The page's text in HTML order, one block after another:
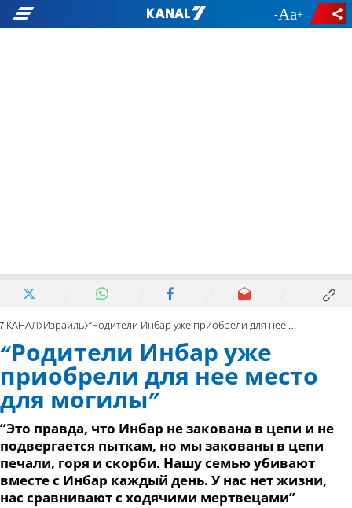
- +
7 КАНАЛ Израиль “Родители Инбар уже приобрели для нее место для могилы”
“Родители Инбар уже
приобрели для нее место
для могилы”
“Это правда, что Инбар не закована в цепи и не
подвергается пыткам, но мы закованы в цепи
печали, горя и скорби. Нашу семью убивают
вместе с Инбар каждый день. У нас нет жизни,
нас сравнивают с ходячими мертвецами”